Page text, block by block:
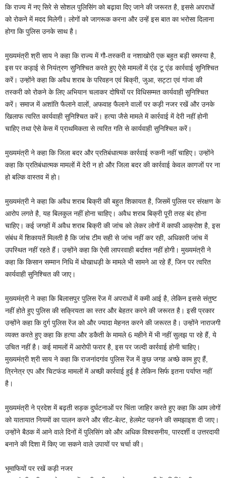
कि राज्य में नए सिरे से सोशल पुलिसिंग को बढ़ावा दिए जाने की जरूरत है, इससे अपराधों
को रोकने में मदद मिलेगी। लोगों को जागरूक करना और उन्हें इस बात का भरोसा दिलाना
होगा कि पुलिस उनके साथ है।
मुख्यमंत्री श्री साय ने कहा कि राज्य में गौ-तस्करी व नशाखोरी एक बहुत बड़ी समस्या है,
इस पर कड़ाई से नियंत्रण सुनिश्चित करते हुए ऐसे मामलों में एंड टू एंड कार्रवाई सुनिश्चित
करें। उन्होंने कहा कि अवैध शराब के परिवहन एवं बिक्री, जुआ, सट्टा एवं गांजा की
तस्करी को रोकने के लिए अभियान चलाकर दोषियों पर विधिसम्मत कार्यवाही सुनिश्चित
करें। समाज में अशांति फैलाने वालों, अफवाह फैलाने वालों पर कड़ी नजर रखें और उनके
खिलाफ त्वरित कार्यवाही सुनिश्चित करें। हत्या जैसे मामले में कार्रवाई में देरी नहीं होनी
चाहिए तथा ऐसे केस में प्राथमिकता से त्वरित गति से कार्यवाही सुनिश्चित करें।
मुख्यमंत्री ने कहा कि जिला बदर और प्रतिबंधात्मक कार्रवाई रुकनी नहीं चाहिए। उन्होंने
कहा कि प्रतिबंधात्मक मामलों में देरी न हो और जिला बदर की कार्रवाई केवल कागजों पर ना
हो बल्कि वास्तव में हो।
मुख्यमंत्री ने कहा कि अवैध शराब बिक्री की बहुत शिकायत है, जिसमें पुलिस पर संरक्षण के
आरोप लगते है, यह बिलकुल नहीं होना चाहिए। अवैध शराब बिक्री पूरी तरह बंद होना
चाहिए। कई जगहों में अवैध शराब बिक्री की जांच को लेकर लोगों में काफी आक्रोश है, इस
संबंध में शिकायतें मिलती है कि जांच टीम सही से जांच नहीं कर रही, अधिकारी जांच में
उपस्थित नहीं रहते हैं। उन्होंने कहा कि ऐसी लापरवाही बर्दाश्त नहीं होगी। मुख्यमंत्री ने
कहा कि किसान सम्मान निधि में धोखाधड़ी के मामले भी सामने आ रहे हैं, जिन पर त्वरित
कार्यवाही सुनिश्चित की जाए।
मुख्यमंत्री ने कहा कि बिलासपुर पुलिस रेंज में अपराधों में कमी आई है, लेकिन इससे संतुष्ट
नहीं होते हुए पुलिस की सक्रियता का स्तर और बेहतर करने की जरूरत है। इसी प्रकार
उन्होंने कहा कि दुर्ग पुलिस रेंज को और ज्यादा मेहनत करने की जरूरत है। उन्होंने नाराजगी
व्यक्त करते हुए कहा कि हत्या और डकैती के मामले 6 महीने में भी नहीं सुलझ पा रहे हैं, ये
उचित नहीं है। कई मामलों में आरोपी फरार है, इस पर जल्दी कार्रवाई होनी चाहिए।
मुख्यमंत्री श्री साय ने कहा कि राजनांदगांव पुलिस रेंज में कुछ जगह अच्छे काम हुए हैं,
त्रिनेत्र एप और चिटफंड मामलों में अच्छी कार्रवाई हुई है लेकिन सिर्फ इतना पर्याप्त नहीं
है।
मुख्यमंत्री ने प्रदेश में बढ़ती सड़क दुर्घटनाओं पर चिंता जाहिर करते हुए कहा कि आम लोगों
को यातायात नियमों का पालन करने और सीट-बेल्ट, हेलमेट पहनने की समझाइश दी जाए।
उन्होंने बैठक में आने वाले दिनों में पुलिसिंग को और अधिक विश्वसनीय, पारदर्शी व उत्तरदायी
बनाने की दिशा में किए जा सकने वाले उपायों पर चर्चा की।
भूमाफियों पर रखें कड़ी नजर